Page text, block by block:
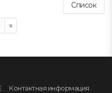
Список
»Next
Контактная информация